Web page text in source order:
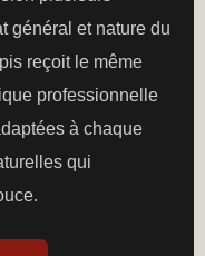
général et nature du
reçoit le même
professionnelle
à chaque
qui